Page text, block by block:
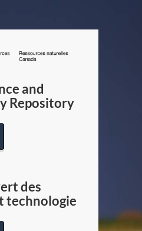
/
Canada
and
Repository
des
technologie